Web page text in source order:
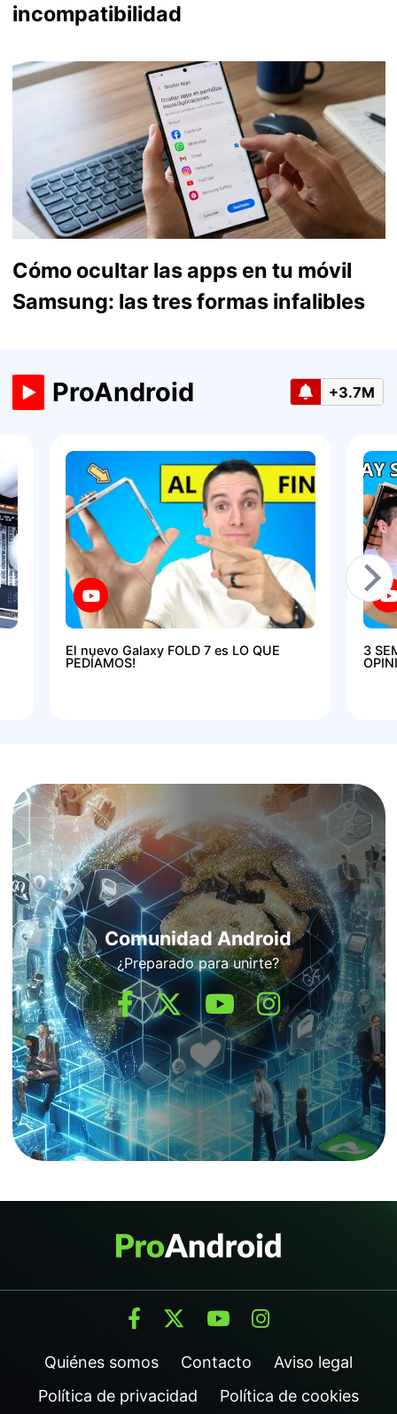
incompatibilidad
Cómo ocultar las apps en tu móvil
Samsung: las tres formas infalibles
ProAndroid +3.7M
El nuevo Galaxy FOLD 7 es LO QUE
PEDÍAMOS!
3
Comunidad Android
¿Preparado para unirte?
Quiénes somos Contacto
Aviso legal
Política de privacidad
Política de cookies